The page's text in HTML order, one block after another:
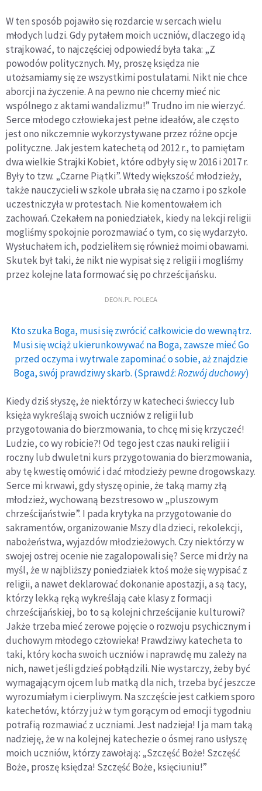
W ten sposób pojawiło się rozdarcie w sercach wielu
młodych ludzi. Gdy pytałem moich uczniów, dlaczego idą
strajkować, to najczęściej odpowiedź była taka: „Z
powodów politycznych. My, proszę księdza nie
utożsamiamy się ze wszystkimi postulatami. Nikt nie chce
aborcji na życzenie. A na pewno nie chcemy mieć nic
wspólnego z aktami wandalizmu!” Trudno im nie wierzyć.
Serce młodego człowieka jest pełne ideałów, ale często
jest ono nikczemnie wykorzystywane przez różne opcje
polityczne. Jak jestem katechetą od 2012 r., to pamiętam
dwa wielkie Strajki Kobiet, które odbyły się w 2016 i 2017 r.
Były to tzw. „Czarne Piątki”. Wtedy większość młodzieży,
także nauczycieli w szkole ubrała się na czarno i po szkole
uczestniczyła w protestach. Nie komentowałem ich
zachowań. Czekałem na poniedziałek, kiedy na lekcji religii
mogliśmy spokojnie porozmawiać o tym, co się wydarzyło.
Wysłuchałem ich, podzieliłem się również moimi obawami.
Skutek był taki, że nikt nie wypisał się z religii i mogliśmy
przez kolejne lata formować się po chrześcijańsku.
DEON.PL POLECA
Kto szuka Boga, musi się zwrócić całkowicie do wewnątrz.
Musi się wciąż ukierunkowywać na Boga, zawsze mieć Go
przed oczyma i wytrwale zapominać o sobie, aż znajdzie
Boga, swój prawdziwy skarb. (Sprawdź:Rozwój duchowy)
Kiedy dziś słyszę, że niektórzy w katecheci świeccy lub
księża wykreślają swoich uczniów z religii lub
przygotowania do bierzmowania, to chcę mi się krzyczeć!
Ludzie, co wy robicie?! Od tego jest czas nauki religii i
roczny lub dwuletni kurs przygotowania do bierzmowania,
aby tę kwestię omówić i dać młodzieży pewne drogowskazy.
Serce mi krwawi, gdy słyszę opinie, że taką mamy złą
młodzież, wychowaną bezstresowo w „pluszowym
chrześcijaństwie”. I pada krytyka na przygotowanie do
sakramentów, organizowanie Mszy dla dzieci, rekolekcji,
nabożeństwa, wyjazdów młodzieżowych. Czy niektórzy w
swojej ostrej ocenie nie zagalopowali się? Serce mi drży na
myśl, że w najbliższy poniedziałek ktoś może się wypisać z
religii, a nawet deklarować dokonanie apostazji, a są tacy,
którzy lekką ręką wykreślają całe klasy z formacji
chrześcijańskiej, bo to są kolejni chrześcijanie kulturowi?
Jakże trzeba mieć zerowe pojęcie o rozwoju psychicznym i
duchowym młodego człowieka! Prawdziwy katecheta to
taki, który kocha swoich uczniów i naprawdę mu zależy na
nich, nawet jeśli gdzieś pobłądzili. Nie wystarczy, żeby być
wymagającym ojcem lub matką dla nich, trzeba być jeszcze
wyrozumiałym i cierpliwym. Na szczęście jest całkiem sporo
katechetów, którzy już w tym gorącym od emocji tygodniu
potrafią rozmawiać z uczniami. Jest nadzieja! I ja mam taką
nadzieję, że w na kolejnej katechezie o ósmej rano usłyszę
moich uczniów, którzy zawołają: „Szczęść Boże! Szczęść
Boże, proszę księdza! Szczęść Boże, księciuniu!”